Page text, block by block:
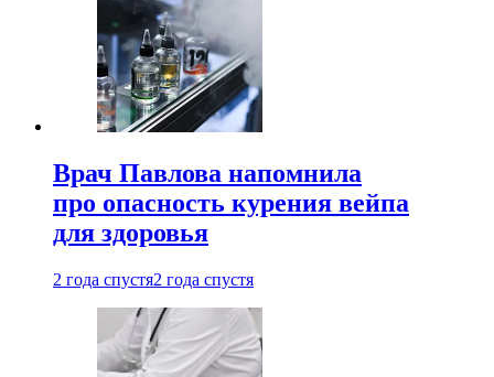
Врач Павлова напомнила
про опасность курения вейпа
для здоровья
2 года спустя2 года спустя